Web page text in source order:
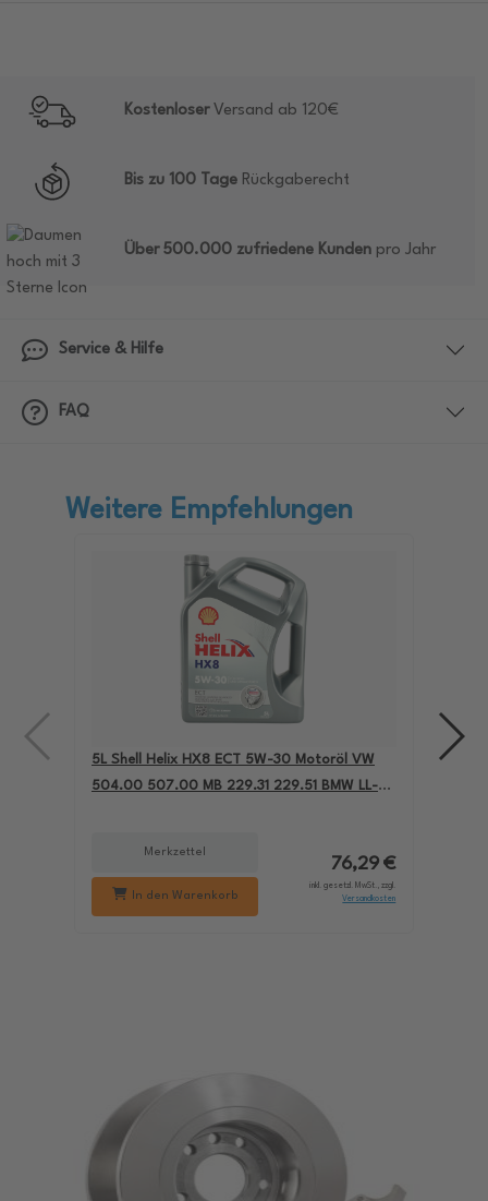
KostenloserVersand ab 120€
Bis zu 100 Tage Rückgaberecht
Über 500.000 zufriedene Kunden pro Jahr
Service & Hilfe
FAQ
Weitere Empfehlungen
5L Shell Helix HX8 ECT 5W-30 Motoröl VW
504.00 507.00 MB 229.31 229.51 BMW LL-04
Merkzettel
In den Warenkorb
76,29 €
inkl. gesetzl. MwSt., zzgl.
Versandkosten